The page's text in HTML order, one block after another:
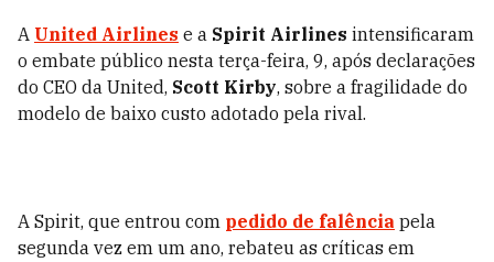
A United Airlines e a Spirit Airlines intensificaram
o embate público nesta terça-feira, 9, após declarações
do CEO da United, Scott Kirby, sobre a fragilidade do
modelo de baixo custo adotado pela rival.
A Spirit, que entrou com pedido de falência pela
segunda vez em um ano, rebateu as críticas em